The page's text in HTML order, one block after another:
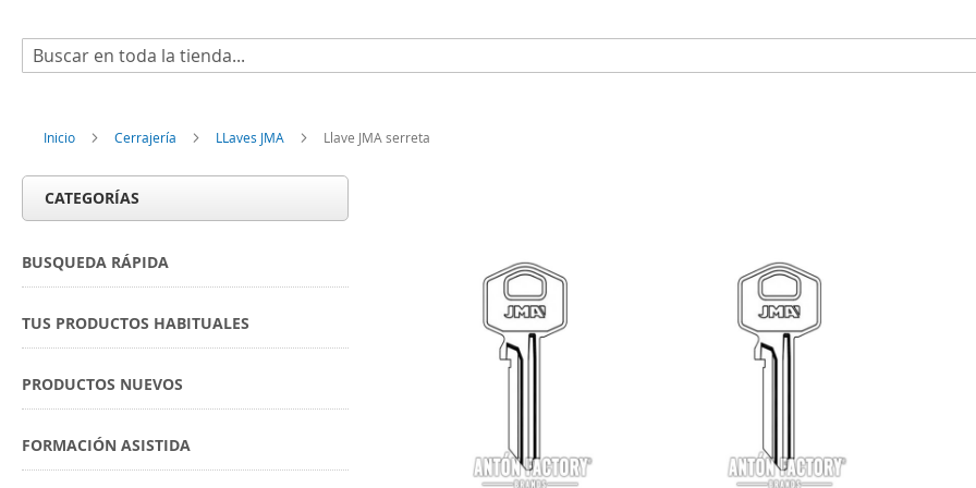
Buscar
Inicio Cerrajería LLaves JMA Llave JMA serreta
CATEGORÍAS
BUSQUEDA RÁPIDA
TUS PRODUCTOS HABITUALES
PRODUCTOS NUEVOS
FORMACIÓN ASISTIDA